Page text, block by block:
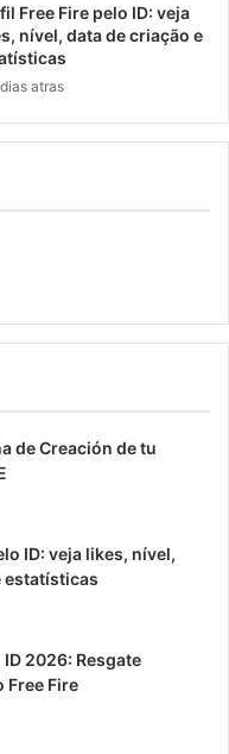
Free Fire pelo ID: veja
nível, data de criação e
atras
de Creación de tu
ID: veja likes, nível,
estatísticas
2026: Resgate
Free Fire